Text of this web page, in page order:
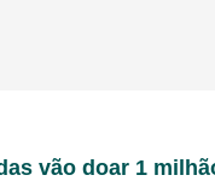
vão doar 1